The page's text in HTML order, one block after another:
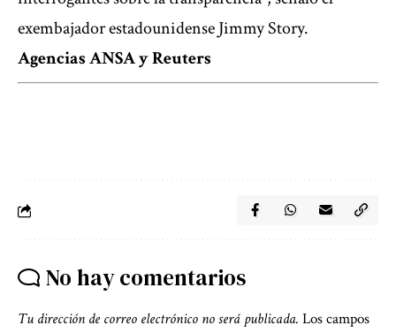
exembajador estadounidense Jimmy Story.
Agencias ANSA y Reuters
No hay comentarios
Tu dirección de correo electrónico no será publicada. Los campos